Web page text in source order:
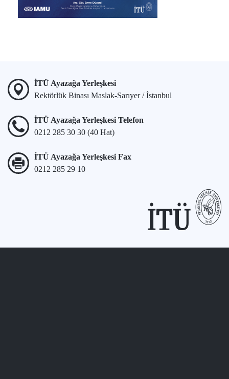
İTÜ Ayazağa Yerleşkesi
Rektörlük Binası Maslak-Sarıyer / İstanbul
İTÜ Ayazağa Yerleşkesi Telefon
0212 285 30 30 (40 Hat)
İTÜ Ayazağa Yerleşkesi Fax
0212 285 29 10